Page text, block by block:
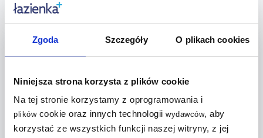
Zgoda Szczegóły O plikach cookies
Niniejsza strona korzysta z plików cookie
Na tej stronie korzystamy z oprogramowania i
plikówcookie oraz innych technologii wydawców, aby
korzystać ze wszystkich funkcji naszej witryny, z jej
Do koszyka
Dodaj do
Do koszyka
Dodaj do
Schedpol zestaw
multirabaty
Roca Terran kratka syfonu